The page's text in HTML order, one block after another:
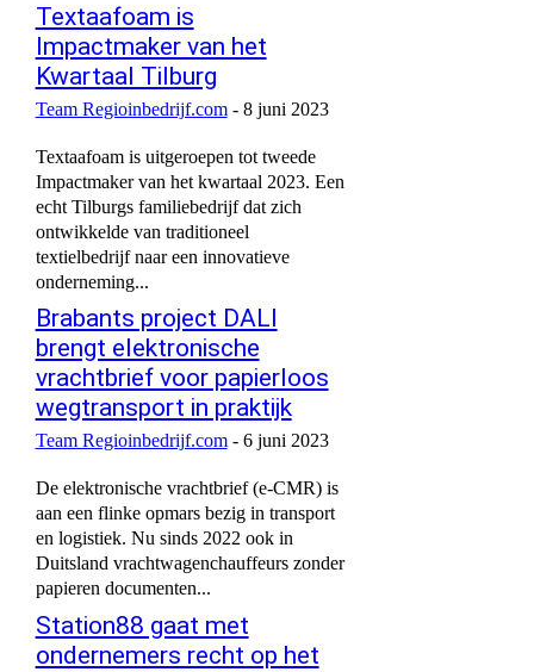
Textaafoam is
Impactmaker van het
Kwartaal Tilburg
Team Regioinbedrijf.com - 8 juni 2023
Textaafoam is uitgeroepen tot tweede
Impactmaker van het kwartaal 2023. Een
echt Tilburgs familiebedrijf dat zich
ontwikkelde van traditioneel
textielbedrijf naar een innovatieve
onderneming...
Brabants project DALI
brengt elektronische
vrachtbrief voor papierloos
wegtransport in praktijk
Team Regioinbedrijf.com - 6 juni 2023
De elektronische vrachtbrief (e-CMR) is
aan een flinke opmars bezig in transport
en logistiek. Nu sinds 2022 ook in
Duitsland vrachtwagenchauffeurs zonder
papieren documenten...
Station88 gaat met
ondernemers recht op het